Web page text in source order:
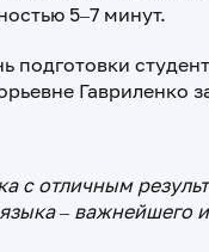
5–7 минут.
подготовки
Гавриленко
с отличным
– важнейшего